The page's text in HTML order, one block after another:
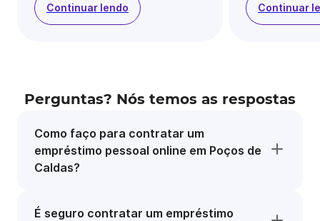
Continuar lendo Continuar
Perguntas? Nós temos as respostas
Como faço para contratar um
empréstimo pessoal online em Poços de
Caldas?
É seguro contratar um empréstimo